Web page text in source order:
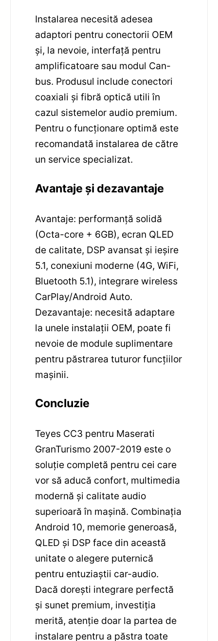
Instalarea necesită adesea
adaptori pentru conectorii OEM
și, la nevoie, interfață pentru
amplificatoare sau modul Can-
bus. Produsul include conectori
coaxiali și fibră optică utili în
cazul sistemelor audio premium.
Pentru o funcționare optimă este
recomandată instalarea de către
un service specializat.
Avantaje și dezavantaje
Avantaje: performanță solidă
(Octa-core + 6GB), ecran QLED
de calitate, DSP avansat și ieșire
5.1, conexiuni moderne (4G, WiFi,
Bluetooth 5.1), integrare wireless
CarPlay/Android Auto.
Dezavantaje: necesită adaptare
la unele instalații OEM, poate fi
nevoie de module suplimentare
pentru păstrarea tuturor funcțiilor
mașinii.
Concluzie
Teyes CC3 pentru Maserati
GranTurismo 2007-2019 este o
soluție completă pentru cei care
vor să aducă confort, multimedia
modernă și calitate audio
superioară în mașină. Combinația
Android 10, memorie generoasă,
QLED și DSP face din această
unitate o alegere puternică
pentru entuziaștii car-audio.
Dacă dorești integrare perfectă
și sunet premium, investiția
merită, atenție doar la partea de
instalare pentru a păstra toate